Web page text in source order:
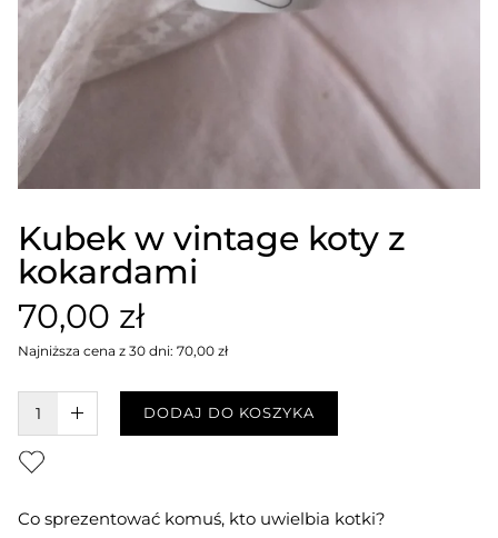
Kubek w vintage koty z
kokardami
70,00 zł
Najniższa cena z 30 dni: 70,00 zł
W KOSZYKU :)DODAJ DO KOSZYKA
Co sprezentować komuś, kto uwielbia kotki?